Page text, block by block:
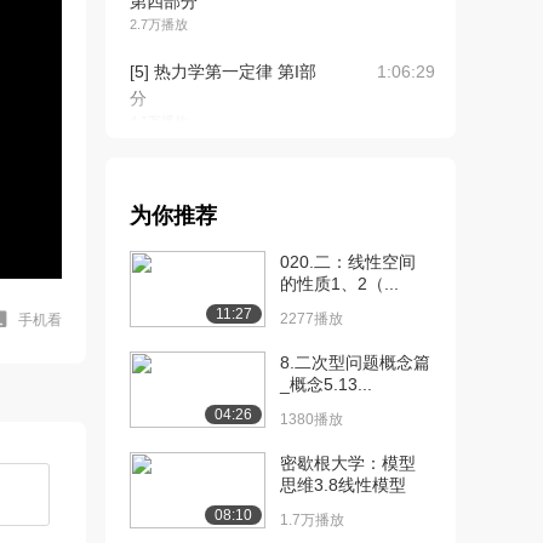
手机看
2.7万播放
[5] 热力学第一定律 第I部
分
1:06:29
2.9万播放
[7] 旋转光谱 第3部分 1:17:34
2.0万播放
[9] 热力学第二 第三定律
III
2.1万播放
[10] 物理平衡
2.9万播放
为你推荐
11:27
020.二：线性空间
的性质1、2（...
2277播放
04:26
8.二次型问题概念篇
_概念5.13...
1380播放
08:10
密歇根大学：模型
思维3.8线性模型
1.7万播放